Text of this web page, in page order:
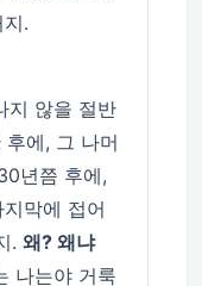
.
지 않을 절반
에, 그 나머
년쯤 후에,
막에 접어
. 왜? 왜냐
나는야 거룩